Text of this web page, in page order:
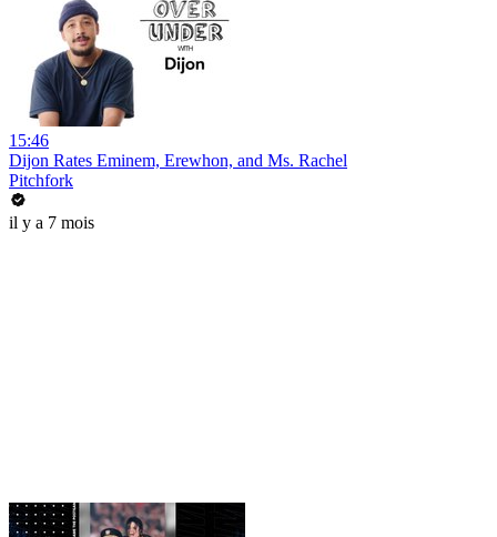
15:46
Dijon Rates Eminem, Erewhon, and Ms. Rachel
Pitchfork
il y a 7 mois